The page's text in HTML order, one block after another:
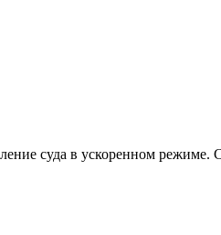
суда в ускоренном режиме.